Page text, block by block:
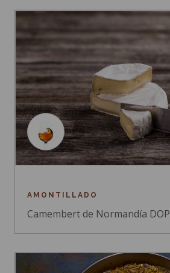
AMONTILLADO
Camembert de Normandía DOP